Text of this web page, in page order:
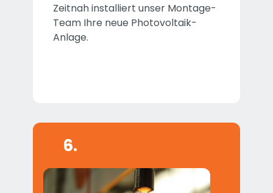
Zeitnah installiert unser Montage-
Team Ihre neue Photovoltaik-
Anlage.
6.